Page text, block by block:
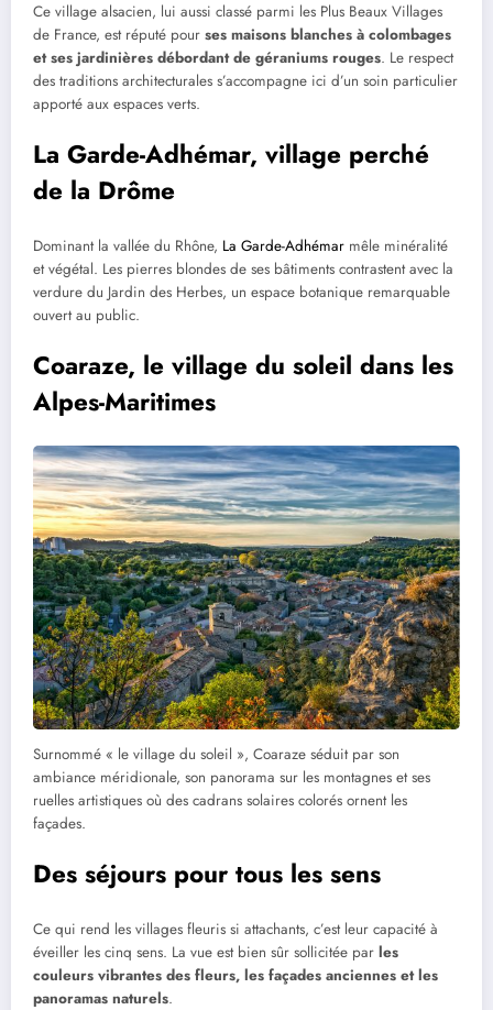
Ce village alsacien, lui aussi classé parmi les Plus Beaux Villages
de France, est réputé pour ses maisons blanches à colombages
et ses jardinières débordant de géraniums rouges. Le respect
des traditions architecturales s’accompagne ici d’un soin particulier
apporté aux espaces verts.
La Garde-Adhémar, village perché
de la Drôme
Dominant la vallée du Rhône, La Garde-Adhémar mêle minéralité
et végétal. Les pierres blondes de ses bâtiments contrastent avec la
verdure du Jardin des Herbes, un espace botanique remarquable
ouvert au public.
Coaraze, le village du soleil dans les
Alpes-Maritimes
Surnommé « le village du soleil », Coaraze séduit par son
ambiance méridionale, son panorama sur les montagnes et ses
ruelles artistiques où des cadrans solaires colorés ornent les
façades.
Des séjours pour tous les sens
Ce qui rend les villages fleuris si attachants, c’est leur capacité à
éveiller les cinq sens. La vue est bien sûr sollicitée par les
couleurs vibrantes des fleurs, les façades anciennes et les
panoramas naturels.